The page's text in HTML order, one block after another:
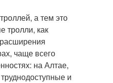
а тем это
тролли, как
чаще всего
на Алтае,
и